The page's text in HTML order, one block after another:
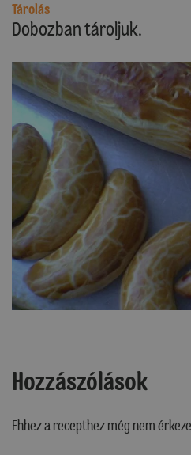
Tárolás
Dobozban tároljuk.
Hozzászólások
Ehhez a recepthez még nem